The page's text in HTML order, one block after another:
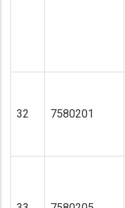
32 7580201